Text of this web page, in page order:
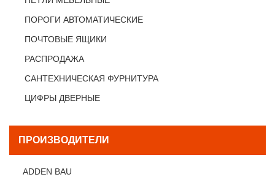
ПОРОГИ АВТОМАТИЧЕСКИЕ
ПОЧТОВЫЕ ЯЩИКИ
РАСПРОДАЖА
САНТЕХНИЧЕСКАЯ ФУРНИТУРА
ЦИФРЫ ДВЕРНЫЕ
ПРОИЗВОДИТЕЛИ
ADDEN BAU